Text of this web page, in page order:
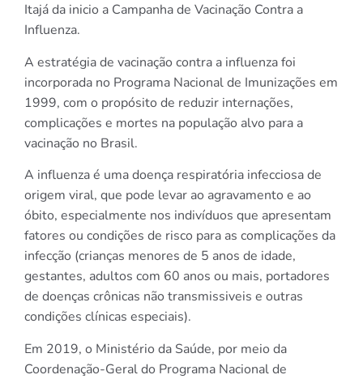
Itajá da inicio a Campanha de Vacinação Contra a
Influenza.
A estratégia de vacinação contra a influenza foi
incorporada no Programa Nacional de Imunizações em
1999, com o propósito de reduzir internações,
complicações e mortes na população alvo para a
vacinação no Brasil.
A influenza é uma doença respiratória infecciosa de
origem viral, que pode levar ao agravamento e ao
óbito, especialmente nos indivíduos que apresentam
fatores ou condições de risco para as complicações da
infecção (crianças menores de 5 anos de idade,
gestantes, adultos com 60 anos ou mais, portadores
de doenças crônicas não transmissiveis e outras
condições clínicas especiais).
Em 2019, o Ministério da Saúde, por meio da
Coordenação-Geral do Programa Nacional de